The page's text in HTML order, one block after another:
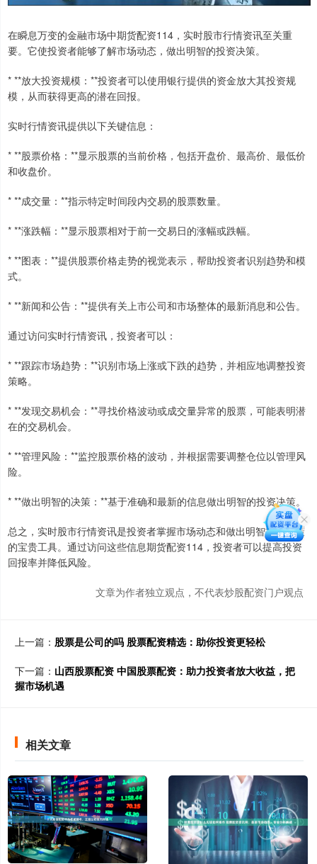
在瞬息万变的金融市场中期货配资114，实时股市行情资讯至关重
要。它使投资者能够了解市场动态，做出明智的投资决策。
* **放大投资规模：**投资者可以使用银行提供的资金放大其投资规
模，从而获得更高的潜在回报。
实时行情资讯提供以下关键信息：
* **股票价格：**显示股票的当前价格，包括开盘价、最高价、最低价
和收盘价。
* **成交量：**指示特定时间段内交易的股票数量。
* **涨跌幅：**显示股票相对于前一交易日的涨幅或跌幅。
* **图表：**提供股票价格走势的视觉表示，帮助投资者识别趋势和模
式。
* **新闻和公告：**提供有关上市公司和市场整体的最新消息和公告。
通过访问实时行情资讯，投资者可以：
* **跟踪市场趋势：**识别市场上涨或下跌的趋势，并相应地调整投资
策略。
* **发现交易机会：**寻找价格波动或成交量异常的股票，可能表明潜
在的交易机会。
* **管理风险：**监控股票价格的波动，并根据需要调整仓位以管理风
险。
* **做出明智的决策：**基于准确和最新的信息做出明智的投资决策。
总之，实时股市行情资讯是投资者掌握市场动态和做出明智投资决策
的宝贵工具。通过访问这些信息期货配资114，投资者可以提高投资
回报率并降低风险。
文章为作者独立观点，不代表炒股配资门户观点
上一篇： 股票是公司的吗 股票配资精选：助你投资更轻松
下一篇： 山西股票配资 中国股票配资：助力投资者放大收益，把
握市场机遇
相关文章